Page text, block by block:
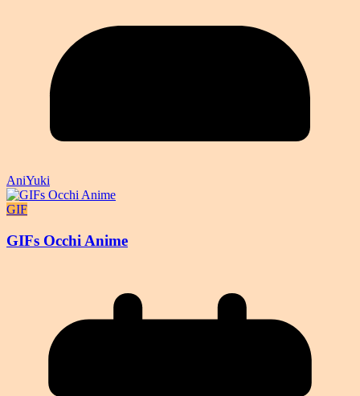
AniYuki
GIF
GIFs Occhi Anime